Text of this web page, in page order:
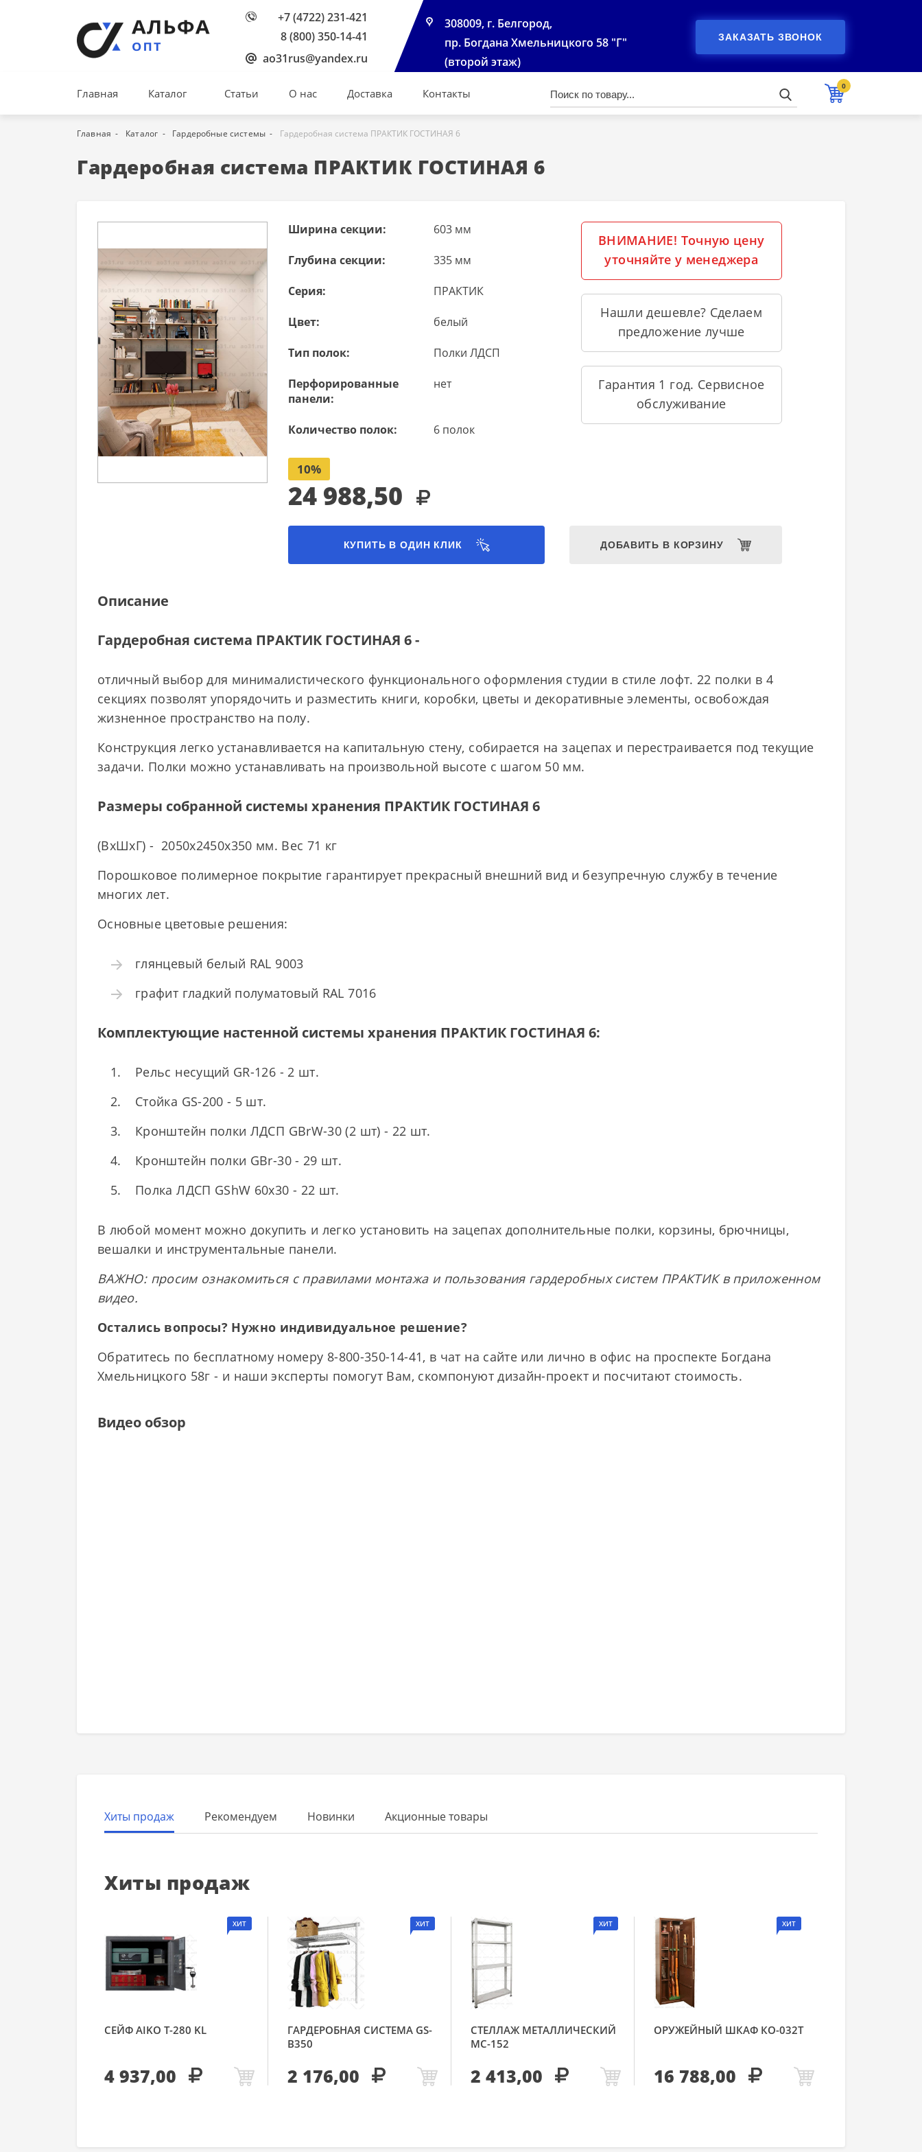
+7 (4722) 231-421
8 (800) 350-14-41
ao31rus@yandex.ru
308009, г. Белгород,
пр. Богдана Хмельницкого 58 "Г"
(второй этаж)
ЗАКАЗАТЬ ЗВОНОК
Главная Каталог Статьи О нас Доставка Контакты
0
Главная Каталог Гардеробные системы Гардеробная система ПРАКТИК ГОСТИНАЯ 6
Гардеробная система ПРАКТИК ГОСТИНАЯ 6
Ширина секции: 603 мм
Глубина секции: 335 мм
Серия: ПРАКТИК
Цвет: белый
Тип полок: Полки ЛДСП
Перфорированные
панели:
нет
Количество полок: 6 полок
10%
24 988,50
ВНИМАНИЕ! Точную цену
уточняйте у менеджера
Нашли дешевле? Сделаем
предложение лучше
Гарантия 1 год. Сервисное
обслуживание
КУПИТЬ В ОДИН КЛИК ДОБАВИТЬ В КОРЗИНУ
Описание
Гардеробная система ПРАКТИК ГОСТИНАЯ 6 -
отличный выбор для минималистического функционального оформления студии в стиле лофт. 22 полки в 4
секциях позволят упорядочить и разместить книги, коробки, цветы и декоративные элементы, освобождая
жизненное пространство на полу.
Конструкция легко устанавливается на капитальную стену, собирается на зацепах и перестраивается под текущие
задачи. Полки можно устанавливать на произвольной высоте с шагом 50 мм.
Размеры собранной системы хранения ПРАКТИК ГОСТИНАЯ 6
(ВхШхГ) - 2050x2450x350 мм. Вес 71 кг
Порошковое полимерное покрытие гарантирует прекрасный внешний вид и безупречную службу в течение
многих лет.
Основные цветовые решения:
глянцевый белый RAL 9003
графит гладкий полуматовый RAL 7016
Комплектующие настенной системы хранения ПРАКТИК ГОСТИНАЯ 6:
Рельс несущий GR-126 - 2 шт.
Стойка GS-200 - 5 шт.
Кронштейн полки ЛДСП GBrW-30 (2 шт) - 22 шт.
Кронштейн полки GBr-30 - 29 шт.
Полка ЛДСП GShW 60х30 - 22 шт.
В любой момент можно докупить и легко установить на зацепах дополнительные полки, корзины, брючницы,
вешалки и инструментальные панели.
ВАЖНО: просим ознакомиться с правилами монтажа и пользования гардеробных систем ПРАКТИК в приложенном
видео.
Остались вопросы? Нужно индивидуальное решение?
Обратитесь по бесплатному номеру 8-800-350-14-41, в чат на сайте или лично в офис на проспекте Богдана
Хмельницкого 58г - и наши эксперты помогут Вам, скомпонуют дизайн-проект и посчитают стоимость.
Видео обзор
Хиты продаж Рекомендуем Новинки Акционные товары
Хиты продаж
ХИТ
СЕЙФ AIKO Т-280 KL
4 937,00
ХИТ
ГАРДЕРОБНАЯ СИСТЕМА GS-
В350
2 176,00
ХИТ
СТЕЛЛАЖ МЕТАЛЛИЧЕСКИЙ
МС-152
2 413,00
ХИТ
ОРУЖЕЙНЫЙ ШКАФ КО-032Т
16 788,00